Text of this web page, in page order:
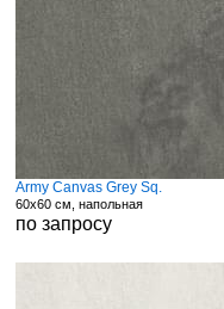
Army Canvas Grey Sq.
60x60 см, напольная
по запросу